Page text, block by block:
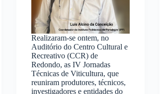
Realizaram‑se ontem, no
Auditório do Centro Cultural e
Recreativo (CCR) de
Redondo, as IV Jornadas
Técnicas de Viticultura, que
reuniram produtores, técnicos,
investigadores e entidades do